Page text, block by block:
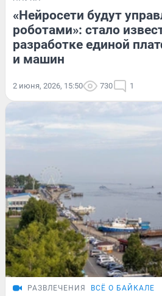
«Нейросети будут
роботами»: стало
разработке единой
и машин
2 июня, 2026, 15:50 730 1
РАЗВЛЕЧЕНИЯ ВСЁ О БАЙКАЛЕ